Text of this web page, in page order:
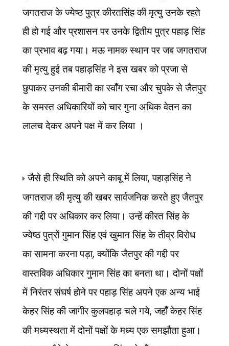
जगतराज के ज्येष्ठ पुत्र कीरतसिंह की मृत्यु उनके रहते
ही हो गई और प्रशासन पर उनके द्वितीय पुत्र पहाड़ सिंह
का प्रभाव बढ़ गया। मऊ नामक स्थान पर जब जगतराज
की मृत्यु हुई तब पहाड़सिंह ने इस खबर को प्रजा से
छुपाकर उनकी बीमारी का स्वाँग रचा और चुपके से जैतपुर
के समस्त अधिकारियों को चार गुना अधिक वेतन का
लालच देकर अपने पक्ष में कर लिया ।
जैसे ही स्थिति को अपने काबू में लिया,पहाड़सिंह ने
जगतराज की मृत्यु की खबर सार्वजनिक करते हुए जैतपुर
की गद्दी पर अधिकार कर लिया। उन्हें कीरत सिंह के
ज्येष्ठ पुत्रों गुमान सिंह एवं खुमान सिंह के तीव्र विरोध
का सामना करना पड़ा,क्योंकि जैतपुर की गद्दी पर
वास्तविक अधिकार गुमान सिंह का बनता था। दोनों पक्षों
में निरंतर संघर्ष होने पर पहाड़ सिंह अपने एक अन्य भाई
केहर सिंह की जागीर कुलपहाड़ चले गये,जहाँ केहर सिंह
की मध्यस्थता में दोनों पक्षों के मध्य एक समझौता हुआ।